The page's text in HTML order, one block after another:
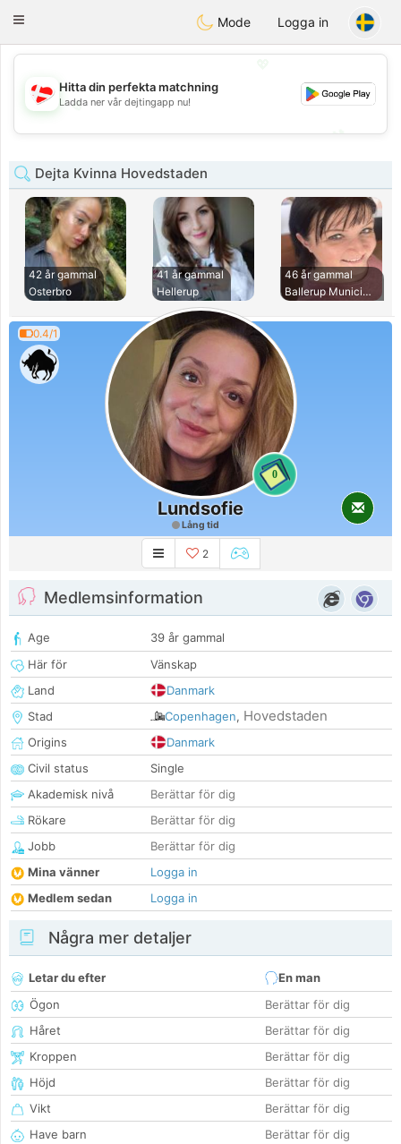
SmukDansk
Toggle
Mode Logga in
💖
💕
Hitta din perfekta matchning
Ladda ner vår dejtingapp nu!
Dejta Kvinna Hovedstaden
42 år gammal
Osterbro
41 år gammal
Hellerup
46 år gammal
Ballerup Municipal
0.4/1
0
Lundsofie
Lång tid
2
Medlemsinformation
Age
39 år gammal
Här för
Vänskap
Land
Danmark
Stad
Copenhagen, Hovedstaden
Origins
Danmark
Civil status
Single
Akademisk nivå
Berättar för dig
Rökare
Berättar för dig
Jobb
Berättar för dig
Mina vänner
Logga in
Medlem sedan
Logga in
Några mer detaljer
Letar du efter
En man
Ögon
Berättar för dig
Håret
Berättar för dig
Kroppen
Berättar för dig
Höjd
Berättar för dig
Vikt
Berättar för dig
Have barn
Berättar för dig